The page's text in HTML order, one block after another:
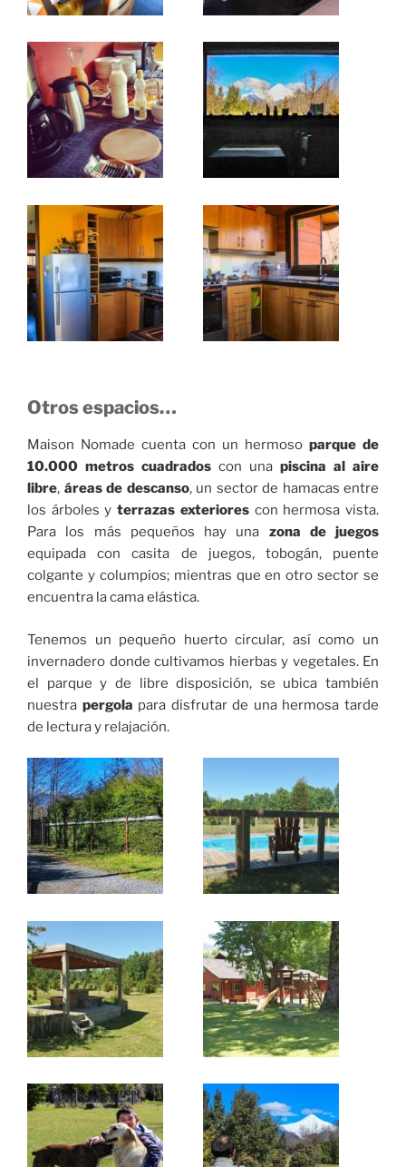
Otros espacios…
Maison Nomade cuenta con un hermoso parque de
10.000 metros cuadrados con una piscina al aire
libre, áreas de descanso, un sector de hamacas entre
los árboles yterrazas exteriorescon hermosa vista.
Para los más pequeños hay una zona de juegos
equipada con casita de juegos, tobogán, puente
colgante y columpios; mientras que en otro sector se
encuentra la cama elástica.
Tenemos un pequeño huerto circular, así como un
invernadero donde cultivamos hierbas y vegetales. En
el parque y de libre disposición, se ubica también
nuestra pergola para disfrutar de una hermosa tarde
de lectura y relajación.